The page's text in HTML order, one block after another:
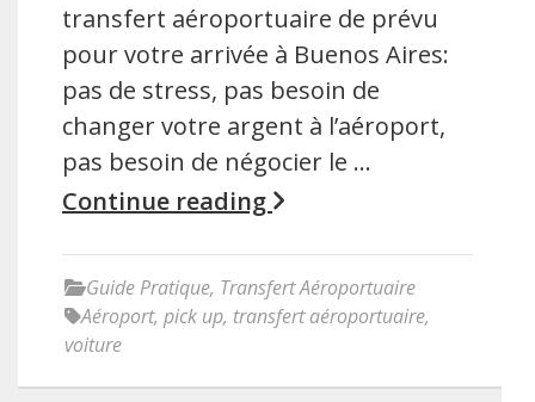
transfert aéroportuaire de prévu
pour votre arrivée à Buenos Aires:
pas de stress, pas besoin de
changer votre argent à l’aéroport,
pas besoin de négocier le …
Continue reading
Guide Pratique, Transfert Aéroportuaire
Aéroport, pick up, transfert aéroportuaire,
voiture